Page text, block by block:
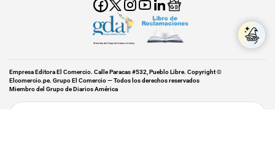
Miembro del Grupo de Diarios América
Empresa Editora El Comercio. Calle Paracas #532, Pueblo Libre. Copyright ©
Elcomercio.pe. Grupo El Comercio — Todos los derechos reservados
Miembro del Grupo de Diarios América